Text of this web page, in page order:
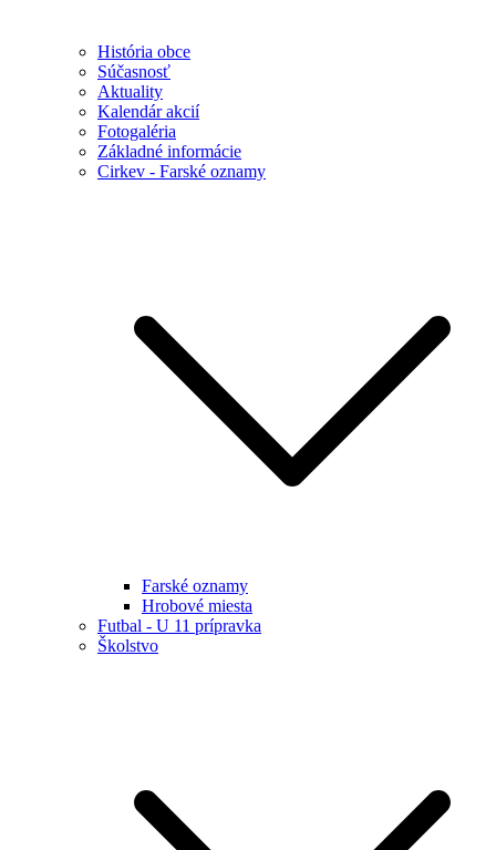
História obce
Súčasnosť
Aktuality
Kalendár akcií
Fotogaléria
Základné informácie
Cirkev - Farské oznamy
Farské oznamy
Hrobové miesta
Futbal - U 11 prípravka
Školstvo